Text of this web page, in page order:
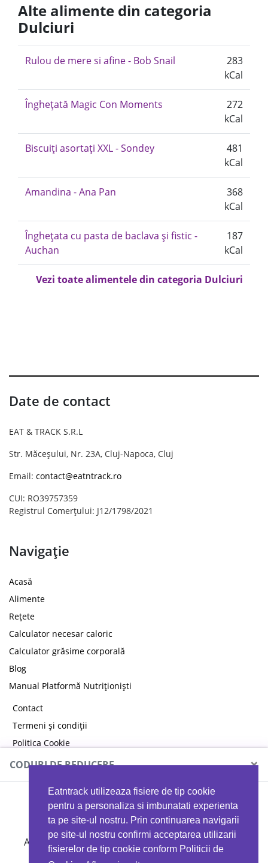
Eatntrack utilizeaza fisiere de tip cookie
pentru a personaliza si imbunatati experienta
ta pe site-ul nostru. Prin continuarea navigarii
pe site-ul nostru confirmi acceptarea utilizarii
fisierelor de tip cookie conform Politicii de
Alte alimente din categoria
Dulciuri
Rulou de mere si afine - Bob Snail
283
kCal
Înghețată Magic Con Moments
272
kCal
Biscuiți asortați XXL - Sondey
481
kCal
Amandina - Ana Pan
368
kCal
Înghețata cu pasta de baclava și fistic -
Auchan
187
kCal
Vezi toate alimentele din categoria Dulciuri
Date de contact
EAT & TRACK S.R.L
Str. Măceșului, Nr. 23A, Cluj-Napoca, Cluj
Email: contact@eatntrack.ro
CUI: RO39757359
Registrul Comerțului: J12/1798/2021
Navigație
Acasă
Alimente
Rețete
Calculator necesar caloric
Calculator grăsime corporală
Blog
Manual Platformă Nutriționiști
Contact
Termeni și condiții
Politica Cookie
Politica de confidențialitate
CODURI DE REDUCERE ×
MYPROTEIN
Ai 40%reducere la orice comandă folosind codul
EATTRACK